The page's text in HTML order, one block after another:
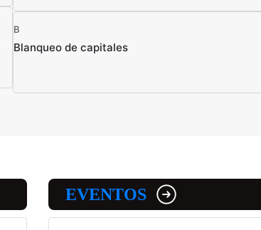
B
Blanqueo de capitales
EVENTOS